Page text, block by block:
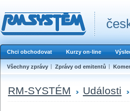
Chci obchodovat Kurzy on-line
Všechny zprávy Zprávy od emitentů
RM-SYSTÉM Události